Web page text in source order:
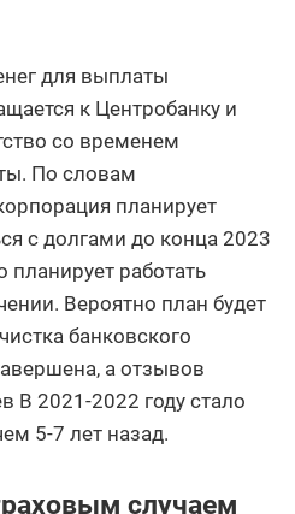
для выплаты
к Центробанку и
со временем
По словам
планирует
с долгами до конца 2023
планирует работать
Вероятно план будет
банковского
а отзывов
В 2021-2022 году стало
5-7 лет назад.
случаем